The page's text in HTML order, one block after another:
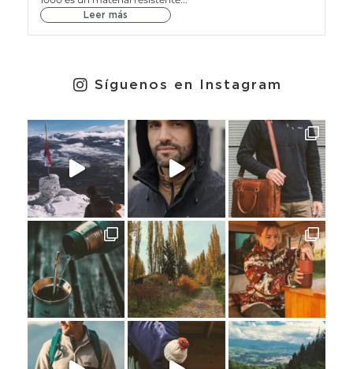
1000 es un material resistente...
Leer más
Síguenos en Instagram